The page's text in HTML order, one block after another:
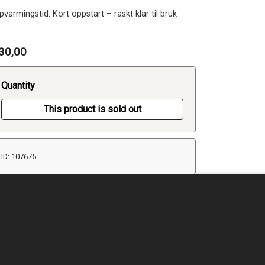
Kort oppstart – raskt klar til bruk
Quantity
This product is sold out
ID: 107675